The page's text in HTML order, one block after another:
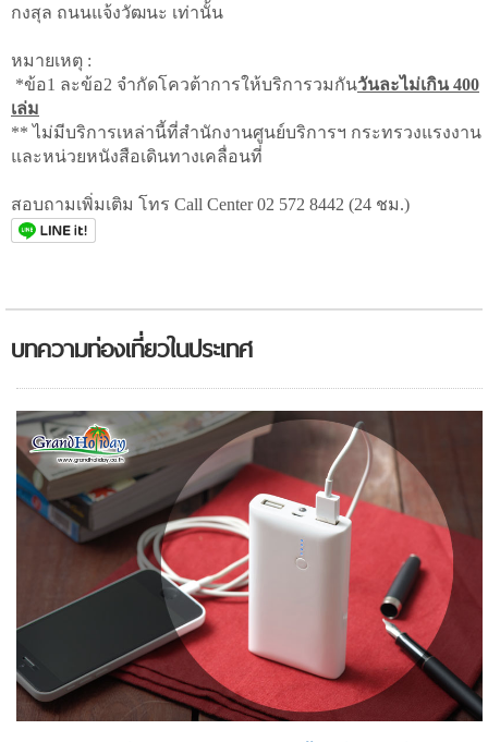
กงสุล ถนนแจ้งวัฒนะ เท่านั้น
หมายเหตุ :
*ข้อ1 ละข้อ2 จำกัดโควต้าการให้บริการวมกันวันละไม่เกิน 400
เล่ม
** ไม่มีบริการเหล่านี้ที่สำนักงานศูนย์บริการฯ กระทรวงแรงงาน
และหน่วยหนังสือเดินทางเคลื่อนที่
สอบถามเพิ่มเติม โทร Call Center 02 572 8442 (24 ชม.)
บทความท่องเที่ยวในประเทศ